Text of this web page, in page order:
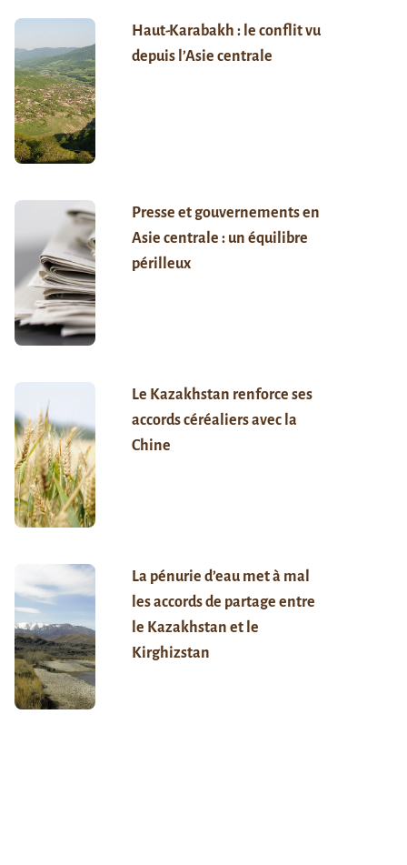
Haut-Karabakh : le conflit vu
depuis l’Asie centrale
Presse et gouvernements en
Asie centrale : un équilibre
périlleux
Le Kazakhstan renforce ses
accords céréaliers avec la
Chine
La pénurie d’eau met à mal
les accords de partage entre
le Kazakhstan et le
Kirghizstan